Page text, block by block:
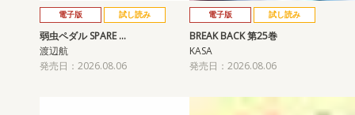
電子版 試し読み
弱虫ペダル SPARE …
渡辺航
発売日：2026.08.06
電子版 試し読み
BREAK BACK 第25巻
KASA
発売日：2026.08.06